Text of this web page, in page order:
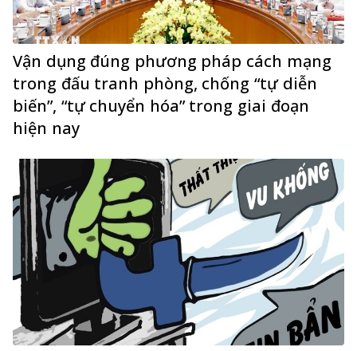
Vận dụng đúng phương pháp cách mạng
trong đấu tranh phòng, chống “tự diễn
biến”, “tự chuyển hóa” trong giai đoạn
hiện nay